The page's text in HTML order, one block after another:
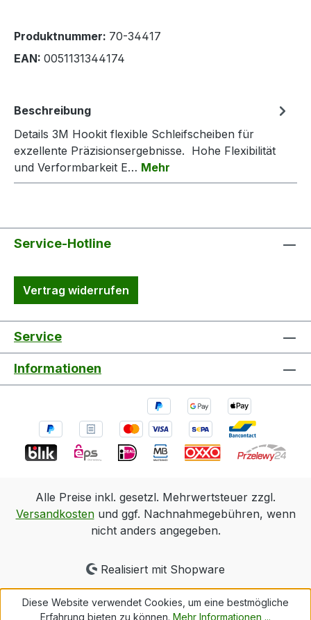
Produktnummer: 70-34417
EAN: 0051131344174
Beschreibung
Details 3M Hookit flexible Schleifscheiben für
exzellente Präzisionsergebnisse. Hohe Flexibilität
und Verformbarkeit E… Mehr
Service-Hotline
Vertrag widerrufen
Service
Informationen
Alle Preise inkl. gesetzl. Mehrwertsteuer zzgl.
Versandkostenund ggf. Nachnahmegebühren, wenn
nicht anders angegeben.
Realisiert mit Shopware
Diese Website verwendet Cookies, um eine bestmögliche
Erfahrung bieten zu können. Mehr Informationen ...